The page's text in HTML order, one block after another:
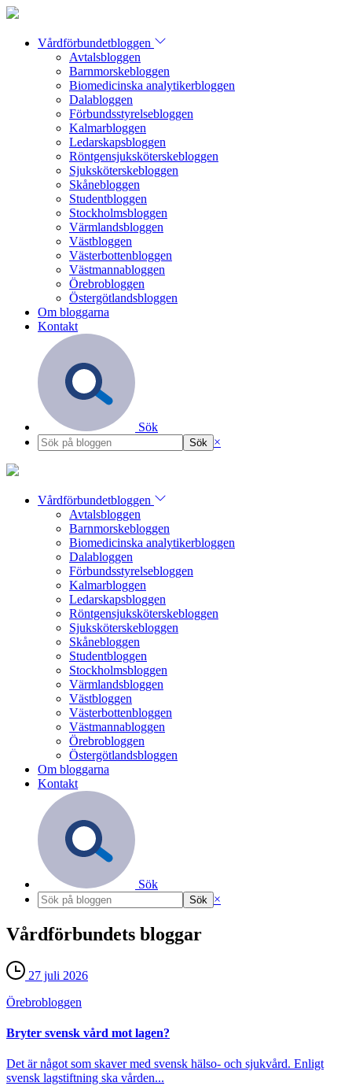
Vårdförbundetbloggen
Avtalsbloggen
Barnmorskebloggen
Biomedicinska analytikerbloggen
Dalabloggen
Förbundsstyrelsebloggen
Kalmarbloggen
Ledarskapsbloggen
Röntgensjuksköterskebloggen
Sjuksköterskebloggen
Skånebloggen
Studentbloggen
Stockholmsbloggen
Värmlandsbloggen
Västbloggen
Västerbottenbloggen
Västmannabloggen
Örebrobloggen
Östergötlandsbloggen
Om bloggarna
Kontakt
Sök
×
Vårdförbundetbloggen
Avtalsbloggen
Barnmorskebloggen
Biomedicinska analytikerbloggen
Dalabloggen
Förbundsstyrelsebloggen
Kalmarbloggen
Ledarskapsbloggen
Röntgensjuksköterskebloggen
Sjuksköterskebloggen
Skånebloggen
Studentbloggen
Stockholmsbloggen
Värmlandsbloggen
Västbloggen
Västerbottenbloggen
Västmannabloggen
Örebrobloggen
Östergötlandsbloggen
Om bloggarna
Kontakt
Sök
×
Vårdförbundets bloggar
27 juli 2026
Örebro­bloggen
Bryter svensk vård mot lagen?
Det är något som skaver med svensk hälso- och sjukvård. Enligt
svensk lagstiftning ska vården...